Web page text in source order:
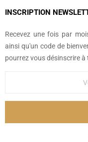
INSCRIPTION
Recevez une fois par
ainsi qu'un code de
pourrez vous désinscrire